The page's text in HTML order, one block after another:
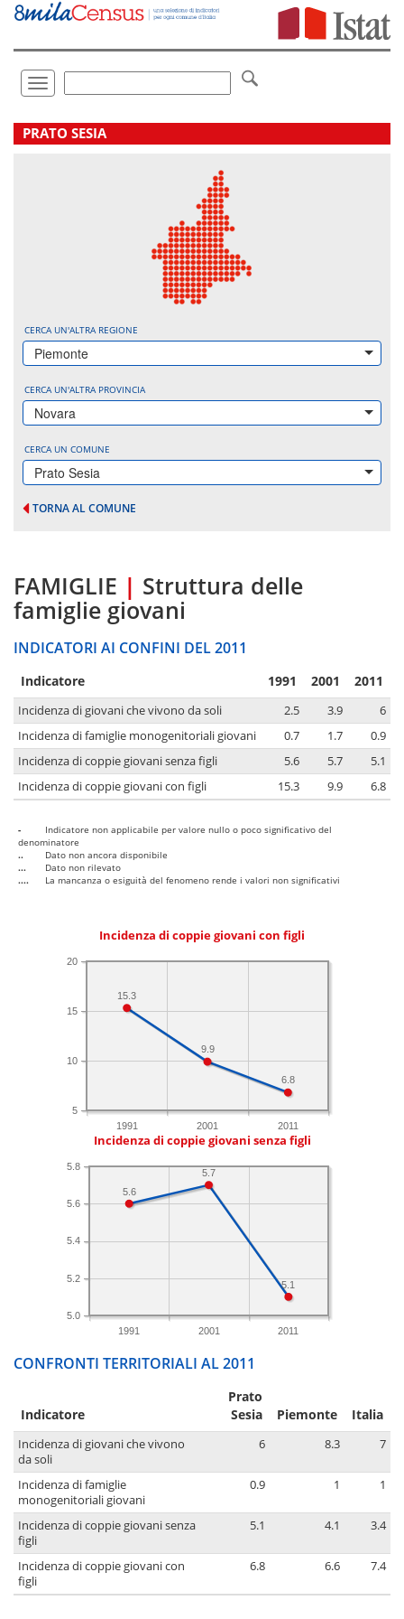
Vai
direttamente
Toggle
navigation
.
PRATO SESIA
CERCA UN'ALTRA REGIONE
Piemonte
CERCA UN'ALTRA PROVINCIA
Novara
CERCA UN COMUNE
Prato Sesia
TORNA AL COMUNE
FAMIGLIE | Struttura delle
famiglie giovani
INDICATORI AI CONFINI DEL 2011
Indicatore 1991 2001 2011
Incidenza di giovani che vivono da soli 2.5 3.9
6
Incidenza di famiglie monogenitoriali giovani
0.7 1.7
0.9
Incidenza di coppie giovani senza figli
5.6 5.7
5.1
Incidenza di coppie giovani con figli
15.3 9.9 6.8
-
Indicatore non applicabile per valore nullo o poco significativo del
denominatore
..
Dato non ancora disponibile
...
Dato non rilevato
....
La mancanza o esiguità del fenomeno rende i valori non significativi
Incidenza di coppie giovani con figli
1991 2001 2011
5
10
15
20
6.8
9.9
15.3
Incidenza di coppie giovani senza figli
1991 2001 2011
5.0
5.2
5.4
5.6
5.8
5.1
5.7
5.6
CONFRONTI TERRITORIALI AL 2011
Indicatore
Prato
Sesia
Piemonte Italia
Incidenza di giovani che vivono
da soli
6 8.3 7
Incidenza di famiglie
monogenitoriali giovani
0.9 1 1
Incidenza di coppie giovani senza
figli
5.1 4.1 3.4
Incidenza di coppie giovani con
figli
6.8 6.6 7.4